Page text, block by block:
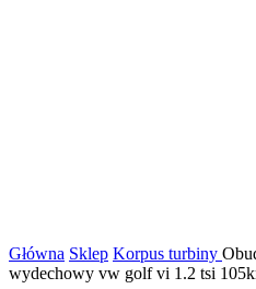
Główna Sklep Korpus turbiny
wydechowy vw golf vi 1.2 tsi